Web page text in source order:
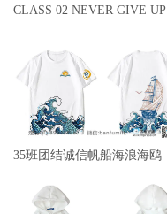
CLASS 02 NEVER GIVE UP
35班团结诚信帆船海浪海鸥